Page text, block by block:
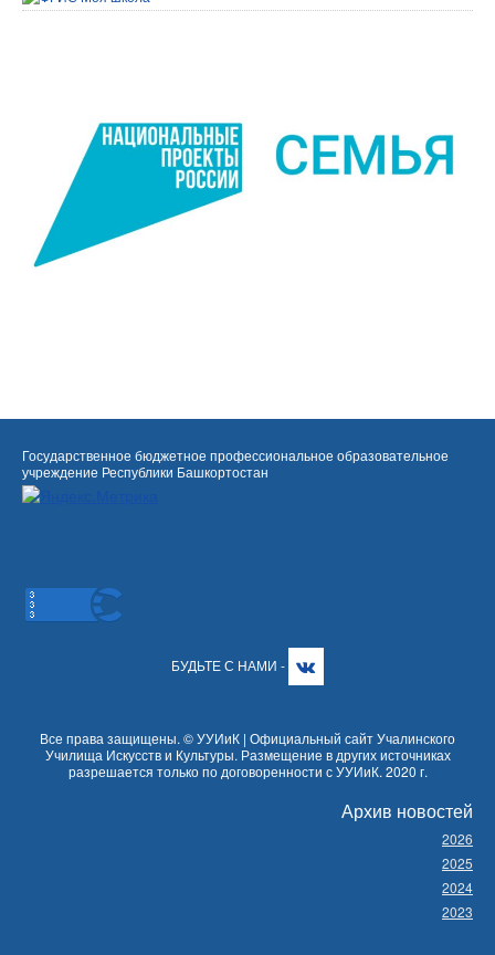
Государственное бюджетное профессиональное образовательное
учреждение Республики Башкортостан
БУДЬТЕ С НАМИ -
Все права защищены. © УУИиК | Официальный сайт Учалинского
Училища Искусств и Культуры. Размещение в других источниках
разрешается только по договоренности с УУИиК. 2020 г.
Архив новостей
2026
2025
2024
2023